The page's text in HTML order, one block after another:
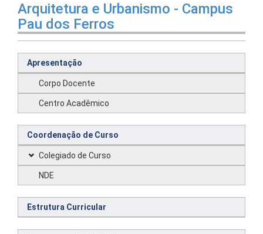
Arquitetura e Urbanismo - Campus
Pau dos Ferros
Apresentação
Corpo Docente
Centro Acadêmico
Coordenação de Curso
Colegiado de Curso
NDE
Estrutura Curricular